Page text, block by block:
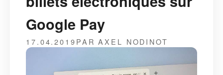
Google Pay
17.04.2019PAR AXEL NODINOT